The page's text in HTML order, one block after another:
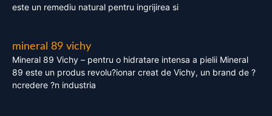
este un remediu natural pentru ingrijirea si
mineral 89 vichy
Mineral 89 Vichy – pentru o hidratare intensa a pielii Mineral
89 este un produs revolu?ionar creat de Vichy, un brand de ?
ncredere ?n industria